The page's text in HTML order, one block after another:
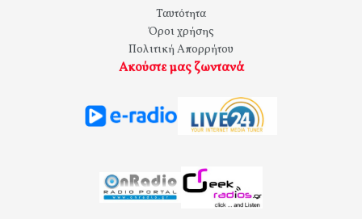
Ταυτότητα
Όροι χρήσης
Πολιτική Απορρήτου
Ακούστε μας ζωντανά